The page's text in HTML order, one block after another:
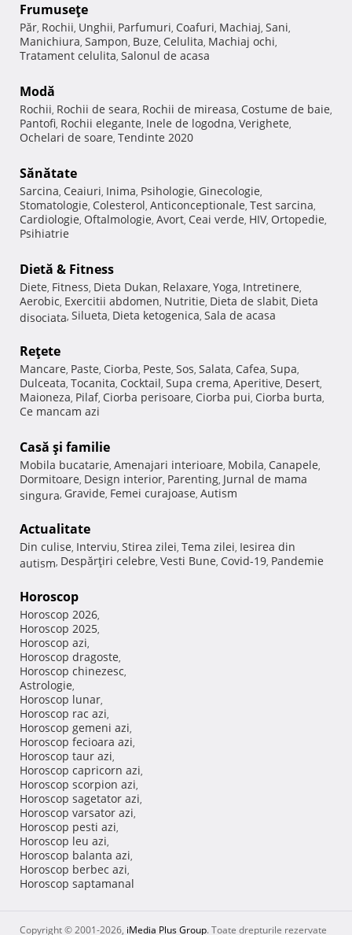
Frumuseţe
Păr, Rochii, Unghii, Parfumuri, Coafuri, Machiaj, Sani,
Manichiura, Sampon, Buze, Celulita, Machiaj ochi,
Tratament celulita, Salonul de acasa
Modă
Rochii, Rochii de seara, Rochii de mireasa, Costume de baie,
Pantofi, Rochii elegante, Inele de logodna, Verighete,
Ochelari de soare, Tendinte 2020
Sănătate
Sarcina, Ceaiuri, Inima, Psihologie, Ginecologie,
Stomatologie, Colesterol, Anticonceptionale, Test sarcina,
Cardiologie, Oftalmologie, Avort, Ceai verde, HIV, Ortopedie,
Psihiatrie
Dietă & Fitness
Diete, Fitness, Dieta Dukan, Relaxare, Yoga, Intretinere,
Aerobic, Exercitii abdomen, Nutritie, Dieta de slabit, Dieta
disociata, Silueta, Dieta ketogenica, Sala de acasa
Reţete
Mancare, Paste, Ciorba, Peste, Sos, Salata, Cafea, Supa,
Dulceata, Tocanita, Cocktail, Supa crema, Aperitive, Desert,
Maioneza, Pilaf, Ciorba perisoare, Ciorba pui, Ciorba burta,
Ce mancam azi
Casă şi familie
Mobila bucatarie, Amenajari interioare, Mobila, Canapele,
Dormitoare, Design interior, Parenting, Jurnal de mama
singura, Gravide, Femei curajoase, Autism
Actualitate
Din culise, Interviu, Stirea zilei, Tema zilei, Iesirea din
autism, Despărţiri celebre, Vesti Bune, Covid-19, Pandemie
Horoscop
Horoscop 2026,
Horoscop 2025,
Horoscop azi,
Horoscop dragoste,
Horoscop chinezesc,
Astrologie,
Horoscop lunar,
Horoscop rac azi,
Horoscop gemeni azi,
Horoscop fecioara azi,
Horoscop taur azi,
Horoscop capricorn azi,
Horoscop scorpion azi,
Horoscop sagetator azi,
Horoscop varsator azi,
Horoscop pesti azi,
Horoscop leu azi,
Horoscop balanta azi,
Horoscop berbec azi,
Horoscop saptamanal
Copyright © 2001-2026, iMedia Plus Group. Toate drepturile rezervate